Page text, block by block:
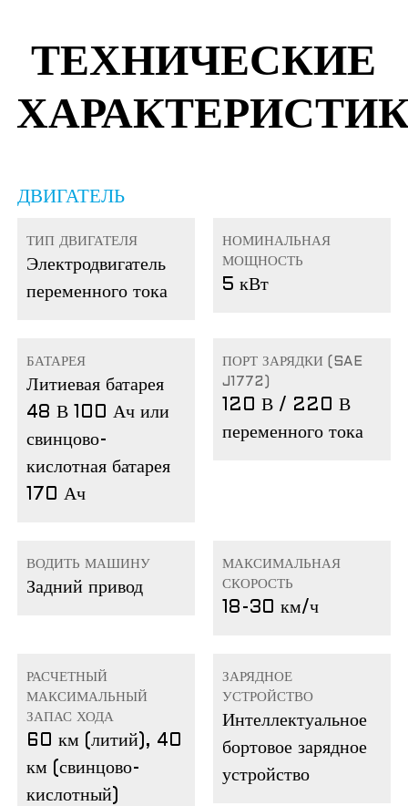
ТЕХНИЧЕСКИЕ
ДВИГАТЕЛЬ
ТИП ДВИГАТЕЛЯ
Электродвигатель
переменного тока
НОМИНАЛЬНАЯ
МОЩНОСТЬ
5 кВт
БАТАРЕЯ
Литиевая батарея
48 В 100 Ач или
свинцово-
кислотная батарея
170 Ач
ПОРТ ЗАРЯДКИ (SAE
J1772)
120 В / 220 В
переменного тока
ВОДИТЬ МАШИНУ
Задний привод
МАКСИМАЛЬНАЯ
СКОРОСТЬ
18-30 км/ч
РАСЧЕТНЫЙ
МАКСИМАЛЬНЫЙ
ЗАПАС ХОДА
60 км (литий), 40
км (свинцово-
кислотный)
ЗАРЯДНОЕ
УСТРОЙСТВО
Интеллектуальное
бортовое зарядное
устройство